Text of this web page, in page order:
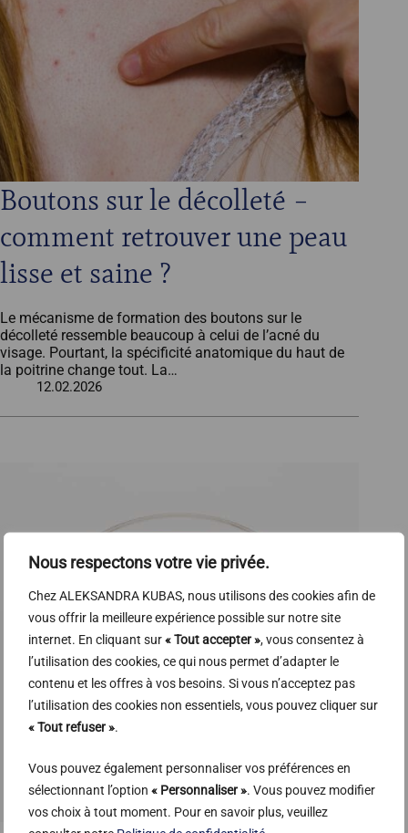
Nous respectons votre vie privée.
Chez ALEKSANDRA KUBAS, nous utilisons des cookies afin de
vous offrir la meilleure expérience possible sur notre site
internet. En cliquant sur« Tout accepter » , vous consentez à
l’utilisation des cookies, ce qui nous permet d’adapter le
contenu et les offres à vos besoins. Si vous n’acceptez pas
l’utilisation des cookies non essentiels, vous pouvez cliquer sur
« Tout refuser »
Vous pouvez également personnaliser vos préférences en
sélectionnant l’option « Personnaliser » . Vous pouvez modifier
vos choix à tout moment. Pour en savoir plus, veuillez
Boutons sur le décolleté –
comment retrouver une peau
lisse et saine ?
Le mécanisme de formation des boutons sur le
décolleté ressemble beaucoup à celui de l’acné du
visage. Pourtant, la spécificité anatomique du haut de
la poitrine change tout. La…
12.02.2026